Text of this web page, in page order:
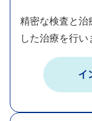
精密な検査と治
した治療を行い
イ